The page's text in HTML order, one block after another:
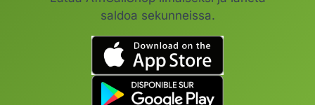
saldoa sekunneissa.